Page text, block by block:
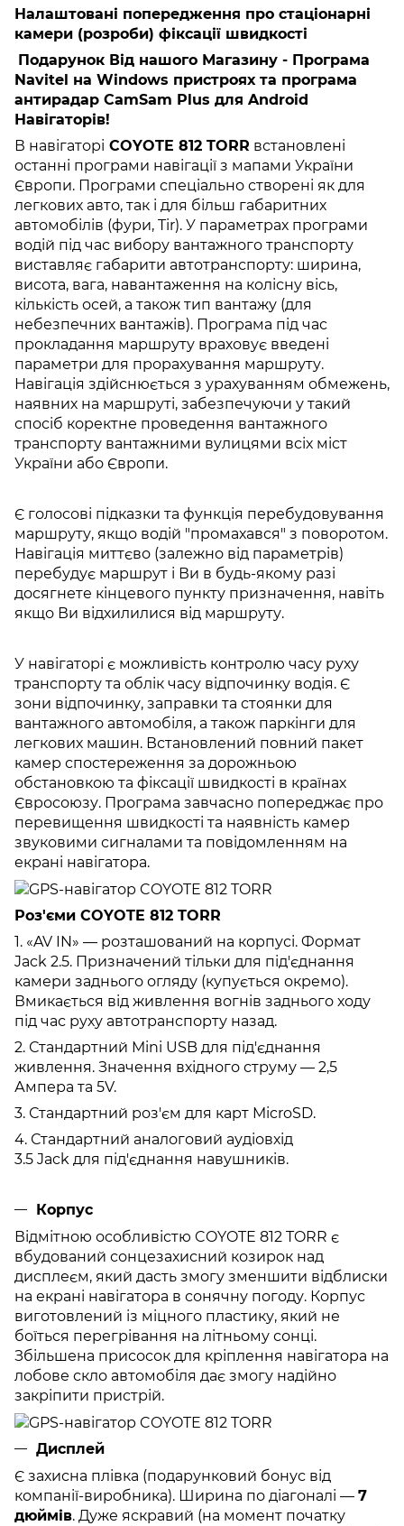
Налаштовані попередження про стаціонарні
камери (розроби) фіксації швидкості
Подарунок Від нашого Магазину - Програма
Navitel на Windows пристроях та програма
антирадар CamSam Plus для Android
Навігаторів!
В навігаторі COYOTE 812 TORR встановлені
останні програми навігації з мапами України
Європи. Програми спеціально створені як для
легкових авто, так і для більш габаритних
автомобілів (фури, Tir). У параметрах програми
водій під час вибору вантажного транспорту
виставляє габарити автотранспорту: ширина,
висота, вага, навантаження на колісну вісь,
кількість осей, а також тип вантажу (для
небезпечних вантажів). Програма під час
прокладання маршруту враховує введені
параметри для прорахування маршруту.
Навігація здійснюється з урахуванням обмежень,
наявних на маршруті, забезпечуючи у такий
спосіб коректне проведення вантажного
транспорту вантажними вулицями всіх міст
України або Європи.
Є голосові підказки та функція перебудовування
маршруту, якщо водій "промахався" з поворотом.
Навігація миттєво (залежно від параметрів)
перебудує маршрут і Ви в будь-якому разі
досягнете кінцевого пункту призначення, навіть
якщо Ви відхилилися від маршруту.
У навігаторі є можливість контролю часу руху
транспорту та облік часу відпочинку водія. Є
зони відпочинку, заправки та стоянки для
вантажного автомобіля, а також паркінги для
легкових машин. Встановлений повний пакет
камер спостереження за дорожньою
обстановкою та фіксації швидкості в країнах
Євросоюзу. Програма завчасно попереджає про
перевищення швидкості та наявність камер
звуковими сигналами та повідомленням на
екрані навігатора.
Роз'єми COYOTE 812 TORR
1. «AV IN» — розташований на корпусі. Формат
Jack 2.5. Призначений тільки для під'єднання
камери заднього огляду (купується окремо).
Вмикається від живлення вогнів заднього ходу
під час руху автотранспорту назад.
2. Стандартний Mini USB для під'єднання
живлення. Значення вхідного струму — 2,5
Ампера та 5V.
3. Стандартний роз'єм для карт MicroSD.
4. Стандартний аналоговий аудіовхід
3.5 Jack для під'єднання навушників.
Корпус
Відмітною особливістю COYOTE 812 TORR є
вбудований сонцезахисний козирок над
дисплеєм, який дасть змогу зменшити відблиски
на екрані навігатора в сонячну погоду. Корпус
виготовлений із міцного пластику, який не
боїться перегрівання на літньому сонці.
Збільшена присосок для кріплення навігатора на
лобове скло автомобіля дає змогу надійно
закріпити пристрій.
Дисплей
Є захисна плівка (подарунковий бонус від
компанії-виробника). Ширина по діагоналі — 7
дюймів. Дуже яскравий (на момент початку